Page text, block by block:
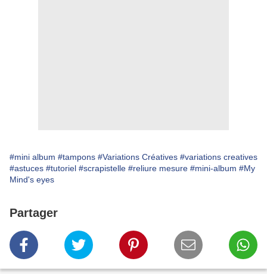
#mini album #tampons #Variations Créatives #variations creatives
#astuces #tutoriel #scrapistelle #reliure mesure #mini-album #My
Mind's eyes
Partager